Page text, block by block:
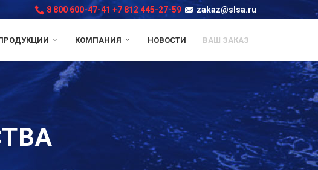
8 800 600-47-41 +7 812 445-27-59 zakaz@slsa.ru
КОМПАНИЯ НОВОСТИ ВАШ ЗАКАЗ